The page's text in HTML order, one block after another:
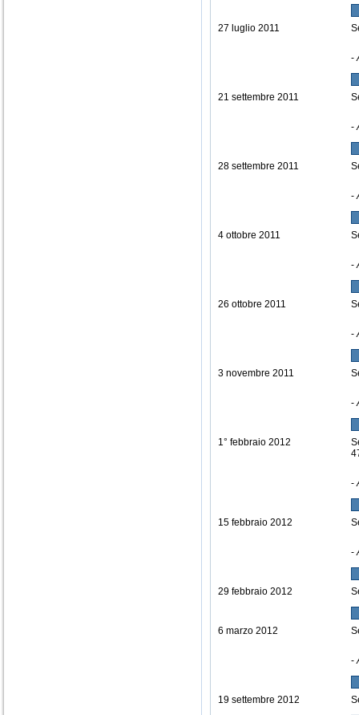
27 luglio 2011
-
21 settembre 2011
-
28 settembre 2011
-
4 ottobre 2011
-
26 ottobre 2011
-
3 novembre 2011
-
1° febbraio 2012
-
15 febbraio 2012
-
29 febbraio 2012
6 marzo 2012
-
19 settembre 2012